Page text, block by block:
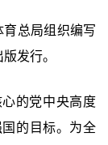
总局组织编写
发行。
的党中央高度
的目标。为全